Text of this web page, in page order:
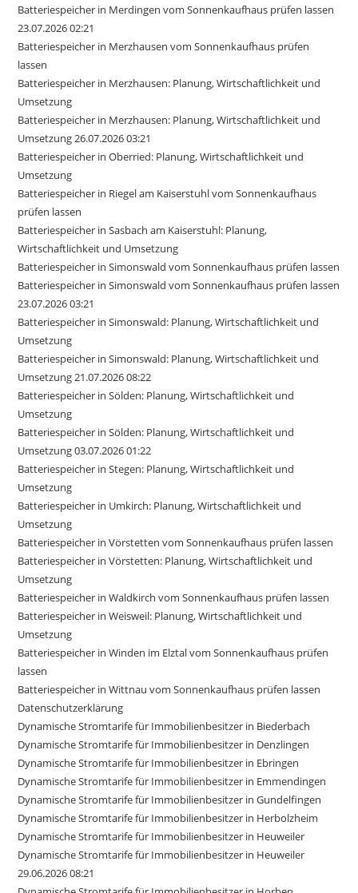
Batteriespeicher in Merdingen vom Sonnenkaufhaus prüfen lassen
23.07.2026 02:21
Batteriespeicher in Merzhausen vom Sonnenkaufhaus prüfen
lassen
Batteriespeicher in Merzhausen: Planung, Wirtschaftlichkeit und
Umsetzung
Batteriespeicher in Merzhausen: Planung, Wirtschaftlichkeit und
Umsetzung 26.07.2026 03:21
Batteriespeicher in Oberried: Planung, Wirtschaftlichkeit und
Umsetzung
Batteriespeicher in Riegel am Kaiserstuhl vom Sonnenkaufhaus
prüfen lassen
Batteriespeicher in Sasbach am Kaiserstuhl: Planung,
Wirtschaftlichkeit und Umsetzung
Batteriespeicher in Simonswald vom Sonnenkaufhaus prüfen lassen
Batteriespeicher in Simonswald vom Sonnenkaufhaus prüfen lassen
23.07.2026 03:21
Batteriespeicher in Simonswald: Planung, Wirtschaftlichkeit und
Umsetzung
Batteriespeicher in Simonswald: Planung, Wirtschaftlichkeit und
Umsetzung 21.07.2026 08:22
Batteriespeicher in Sölden: Planung, Wirtschaftlichkeit und
Umsetzung
Batteriespeicher in Sölden: Planung, Wirtschaftlichkeit und
Umsetzung 03.07.2026 01:22
Batteriespeicher in Stegen: Planung, Wirtschaftlichkeit und
Umsetzung
Batteriespeicher in Umkirch: Planung, Wirtschaftlichkeit und
Umsetzung
Batteriespeicher in Vörstetten vom Sonnenkaufhaus prüfen lassen
Batteriespeicher in Vörstetten: Planung, Wirtschaftlichkeit und
Umsetzung
Batteriespeicher in Waldkirch vom Sonnenkaufhaus prüfen lassen
Batteriespeicher in Weisweil: Planung, Wirtschaftlichkeit und
Umsetzung
Batteriespeicher in Winden im Elztal vom Sonnenkaufhaus prüfen
lassen
Batteriespeicher in Wittnau vom Sonnenkaufhaus prüfen lassen
Datenschutzerklärung
Dynamische Stromtarife für Immobilienbesitzer in Biederbach
Dynamische Stromtarife für Immobilienbesitzer in Denzlingen
Dynamische Stromtarife für Immobilienbesitzer in Ebringen
Dynamische Stromtarife für Immobilienbesitzer in Emmendingen
Dynamische Stromtarife für Immobilienbesitzer in Gundelfingen
Dynamische Stromtarife für Immobilienbesitzer in Herbolzheim
Dynamische Stromtarife für Immobilienbesitzer in Heuweiler
Dynamische Stromtarife für Immobilienbesitzer in Heuweiler
29.06.2026 08:21